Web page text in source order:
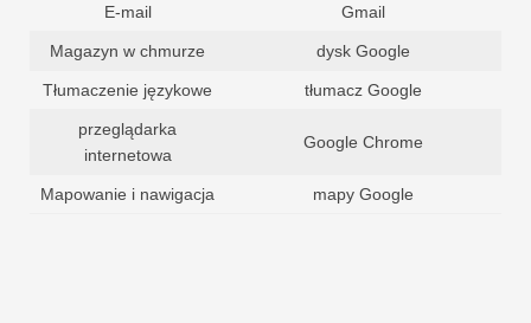
E-mail Gmail
Magazyn w chmurze dysk Google
Tłumaczenie językowe tłumacz Google
przeglądarka
internetowa
Google Chrome
Mapowanie i nawigacja mapy Google